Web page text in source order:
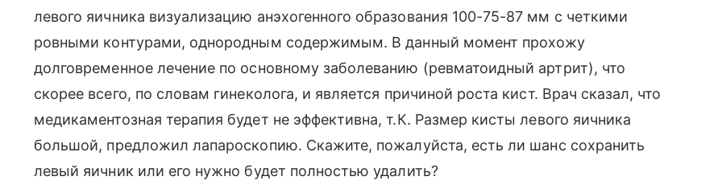
левого яичника визуализацию анэхогенного образования 100-75-87 мм с четкими
ровными контурами, однородным содержимым. В данный момент прохожу
долговременное лечение по основному заболеванию (ревматоидный артрит), что
скорее всего, по словам гинеколога, и является причиной роста кист. Врач сказал, что
медикаментозная терапия будет не эффективна, т.К. Размер кисты левого яичника
большой, предложил лапароскопию. Скажите, пожалуйста, есть ли шанс сохранить
левый яичник или его нужно будет полностью удалить?